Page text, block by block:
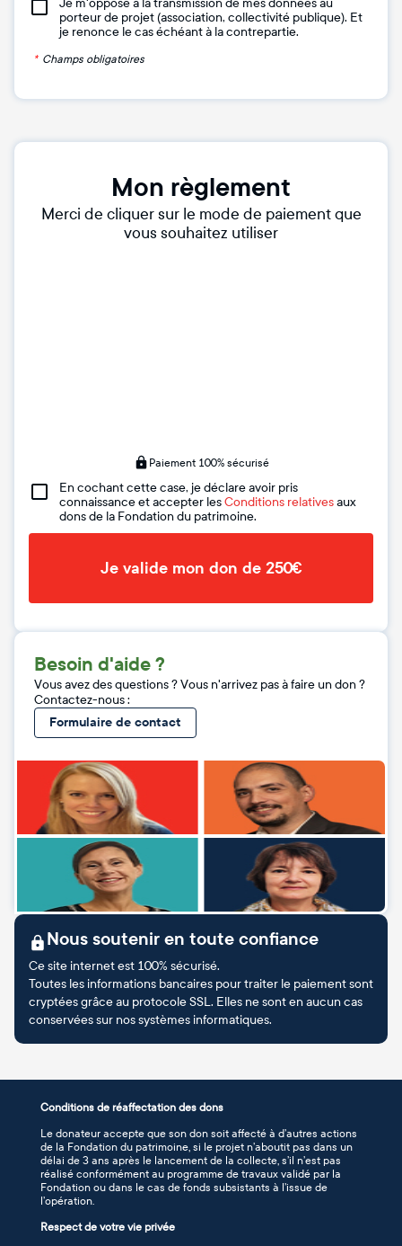
Je m'oppose à la transmission de mes données au
porteur de projet (association, collectivité publique). Et
je renonce le cas échéant à la contrepartie.
* Champs obligatoires
Mon règlement
Merci de cliquer sur le mode de paiement que
vous souhaitez utiliser
Paiement 100% sécurisé
En cochant cette case, je déclare avoir pris
connaissance et accepter lesConditions relativesaux
dons de la Fondation du patrimoine.
Je valide mon don de 250€
Besoin d'aide ?
Vous avez des questions ? Vous n'arrivez pas à faire un don ?
Contactez-nous :
Formulaire de contact
Nous soutenir en toute confiance
Ce site internet est 100% sécurisé.
Toutes les informations bancaires pour traiter le paiement sont
cryptées grâce au protocole SSL. Elles ne sont en aucun cas
conservées sur nos systèmes informatiques.
Conditions de réaffectation des dons
Le donateur accepte que son don soit affecté à d’autres actions
de la Fondation du patrimoine, si le projet n’aboutit pas dans un
délai de 3 ans après le lancement de la collecte, s’il n’est pas
réalisé conformément au programme de travaux validé par la
Fondation ou dans le cas de fonds subsistants à l’issue de
l’opération.
Respect de votre vie privée